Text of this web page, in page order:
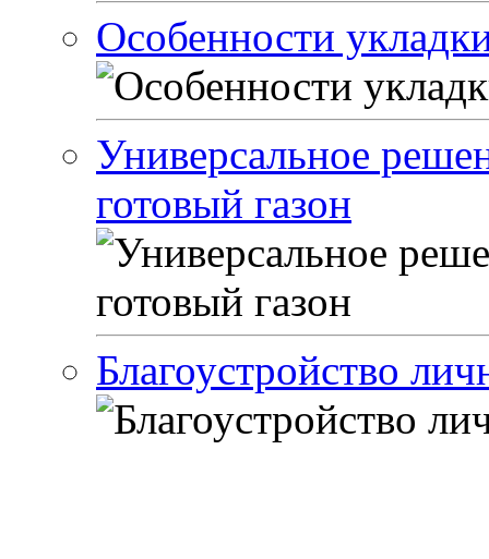
Особенности
Универсальное
готовый газон
Благоустройство